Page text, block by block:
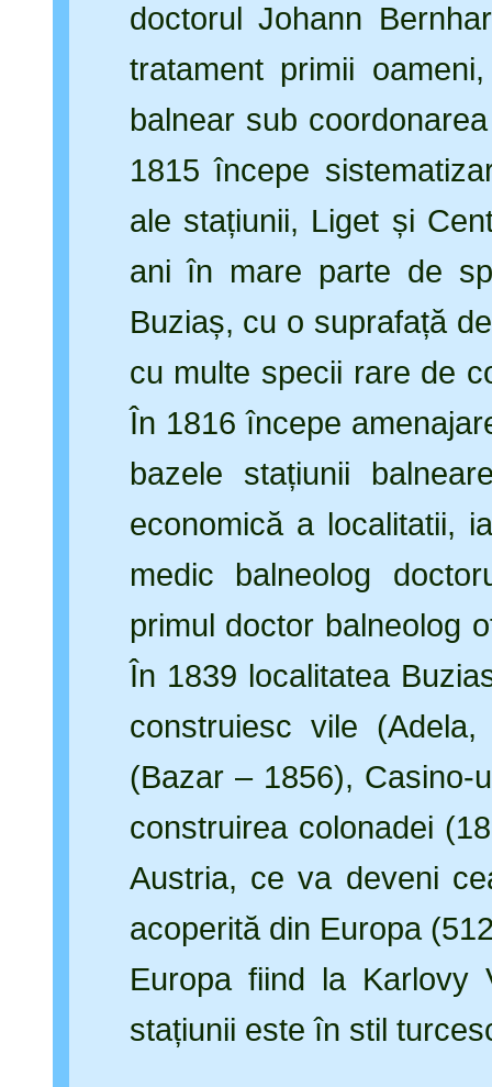
doctorul Johann
tratament primii
balnear sub
1815 începe
ale stațiunii, Liget și
ani în mare parte de
Buziaș, cu o suprafață
cu multe specii rare de
În 1816 începe
bazele stațiunii
economică a localitatii,
medic balneolog
primul doctor balneolog
În 1839 localitatea
construiesc vile
(Bazar – 1856), Casino-
construirea colonadei
Austria, ce va deveni
acoperită din Europa
Europa fiind la Karlovy
stațiunii este în stil